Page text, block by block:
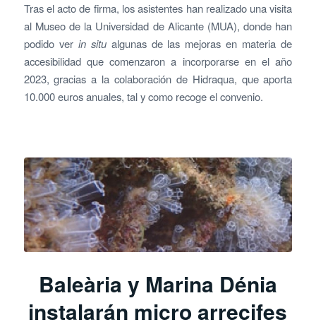
Tras el acto de firma, los asistentes han realizado una visita
al Museo de la Universidad de Alicante (MUA), donde han
podido ver in situalgunas de las mejoras en materia de
accesibilidad que comenzaron a incorporarse en el año
2023, gracias a la colaboración de Hidraqua, que aporta
10.000 euros anuales, tal y como recoge el convenio.
Baleària y Marina Dénia
instalarán micro arrecifes